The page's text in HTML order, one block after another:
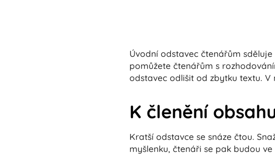
Úvodní odstavec čtenářům
pomůžete čtenářům s
odstavec odlišit od zbytku textu.
K členění
Kratší odstavce se snáze čtou.
myšlenku, čtenáři se pak budou